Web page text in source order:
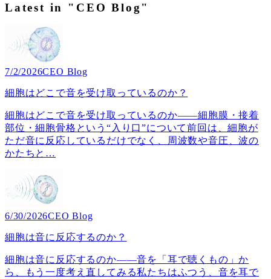
Latest in "CEO Blog"
7/2/2026CEO Blog
細胞はどこで音を受け取っているのか？
細胞はどこで音を受け取っているのか――細胞膜・接着
部位・細胞骨格という“入り口”について前回は、細胞が
ただ音に反応しているだけでなく、周波数や音圧、波の
かたちと …
6/30/2026CEO Blog
細胞は音に反応するのか？
細胞は音に反応するのか――音を「耳で聴くもの」か
ら、もう一度考え直してみる私たちはふつう、音を耳で